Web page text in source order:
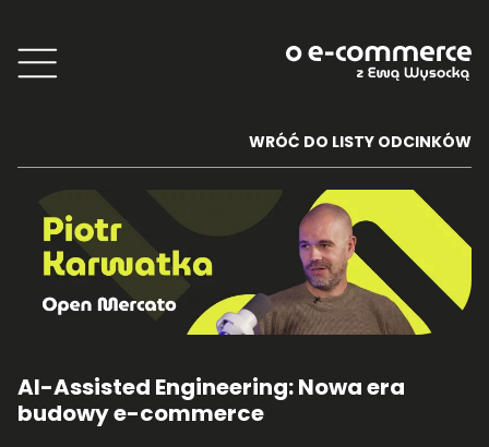
WRÓĆ DO LISTY ODCINKÓW
AI-Assisted Engineering: Nowa era
budowy e-commerce